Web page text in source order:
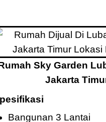
Sky Garden
Jakarta
Bangunan 3 Lantai